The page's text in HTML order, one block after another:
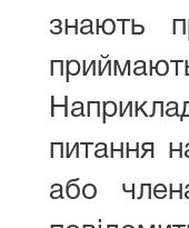
знають
питання
або